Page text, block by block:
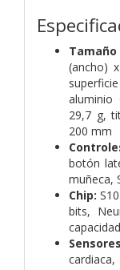
(ancho)
aluminio
29,7 g,
200 mm
botón
muñeca,
Chip:
bits,
capacidad